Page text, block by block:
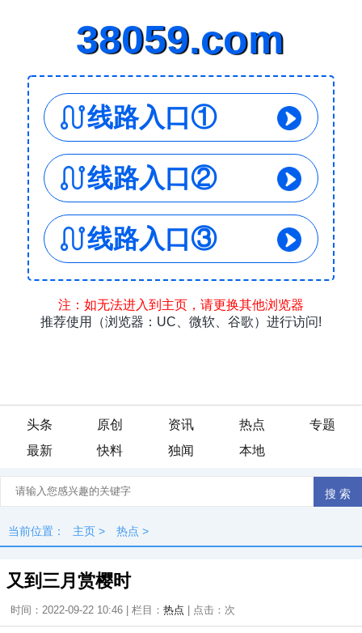
头条 原创 资讯 热点
专题
最新
快料 独闻 本地
当前位置： 主页 > 热点 >
又到三月赏樱时
时间：2022-09-22 10:46 | 栏目： 热点 | 点击： 次